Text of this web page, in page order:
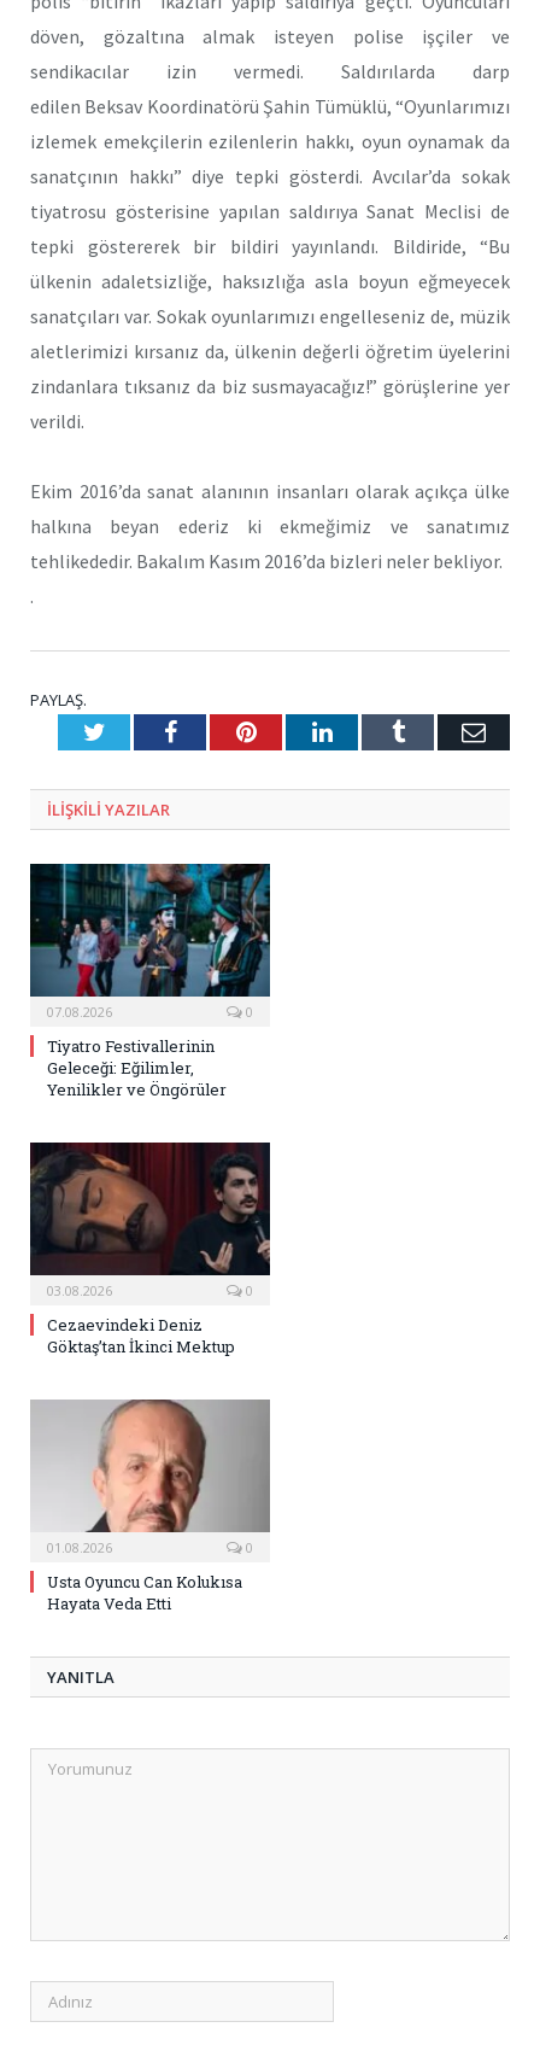
döven, gözaltına almak isteyen polise işçiler ve
sendikacılar izin vermedi. Saldırılarda darp
edilen Beksav Koordinatörü Şahin Tümüklü, “Oyunlarımızı
izlemek emekçilerin ezilenlerin hakkı, oyun oynamak da
sanatçının hakkı” diye tepki gösterdi. Avcılar’da sokak
tiyatrosu gösterisine yapılan saldırıya Sanat Meclisi de
tepki göstererek bir bildiri yayınlandı. Bildiride, “Bu
ülkenin adaletsizliğe, haksızlığa asla boyun eğmeyecek
sanatçıları var. Sokak oyunlarımızı engelleseniz de, müzik
aletlerimizi kırsanız da, ülkenin değerli öğretim üyelerini
zindanlara tıksanız da biz susmayacağız!” görüşlerine yer
verildi.
Ekim 2016’da sanat alanının insanları olarak açıkça ülke
halkına beyan ederiz ki ekmeğimiz ve sanatımız
tehlikededir. Bakalım Kasım 2016’da bizleri neler bekliyor.
.
PAYLAŞ.
TwitterFacebookPinterestLinkedInTumblr E-
ILIŞKILI YAZILAR
07.08.2026 0
Tiyatro Festivallerinin
Geleceği: Eğilimler,
Yenilikler ve Öngörüler
03.08.2026 0
Cezaevindeki Deniz
Göktaş’tan İkinci Mektup
01.08.2026 0
Usta Oyuncu Can Kolukısa
Hayata Veda Etti
YANITLA